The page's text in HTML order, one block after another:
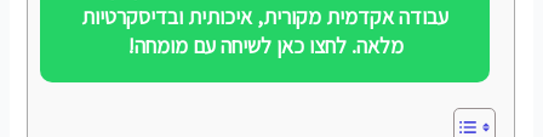
עבודה אקדמית מקורית, איכותית ובדיסקרטיות
מלאה. לחצו כאן לשיחה עם מומחה!